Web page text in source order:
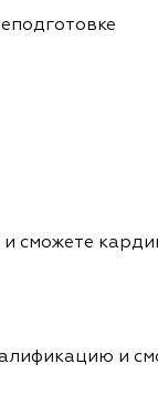
сможете
и